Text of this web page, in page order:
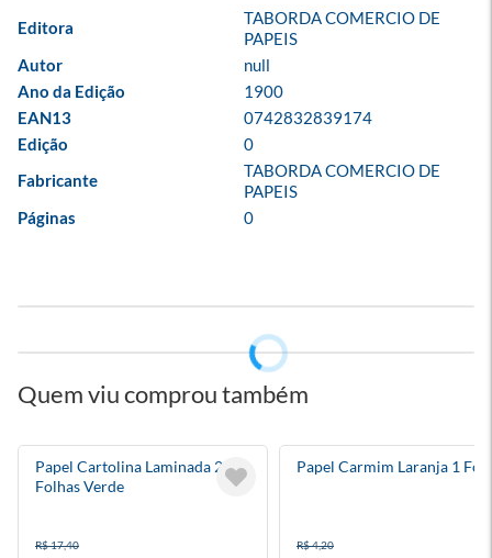
Editora
TABORDA COMERCIO DE
PAPEIS
Autor
null
Ano da Edição
1900
EAN13
0742832839174
Edição
0
Fabricante
TABORDA COMERCIO DE
PAPEIS
Páginas
0
Quem viu comprou também
Papel Cartolina Laminada 2
Folhas Verde
R$ 17,40
Papel Carmim Laranja 1
R$ 4,20